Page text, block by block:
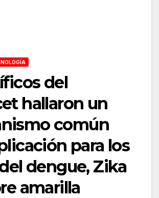
del
hallaron un
común
para los
dengue, Zika
amarilla